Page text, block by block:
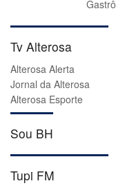
Gastrô
Tv Alterosa
Alterosa Alerta
Jornal da Alterosa
Alterosa Esporte
Sou BH
Tupi FM